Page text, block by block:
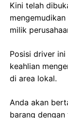
Kini telah
milik
Posisi driver
keahlian
di area lokal.
Anda akan
barang